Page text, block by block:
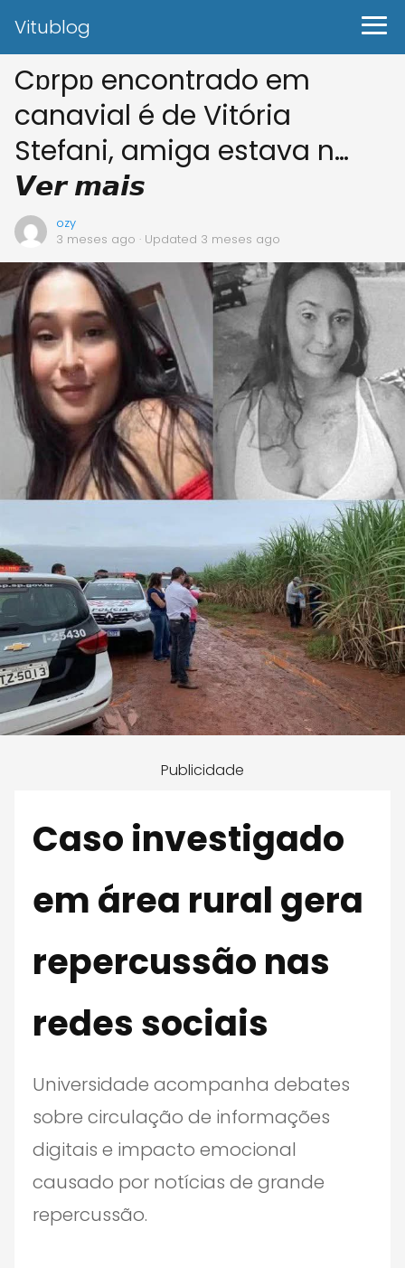
Vitublog
Cɒrpɒ encontrado em
canavial é de Vitória
Stefani, amiga estava n…
𝙑𝙚𝙧 𝙢𝙖𝙞𝙨
ozy
3 meses ago · Updated 3 meses ago
Publicidade
Caso investigado
em área rural gera
repercussão nas
redes sociais
Universidade acompanha debates
sobre circulação de informações
digitais e impacto emocional
causado por notícias de grande
repercussão.